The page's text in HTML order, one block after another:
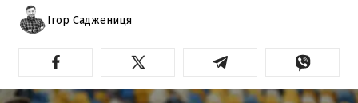
Ігор Саджениця